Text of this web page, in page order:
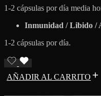
1-2 cápsulas por día media
Inmunidad / Libido /
1-2 cápsulas por día.
AÑADIR AL CARRITO